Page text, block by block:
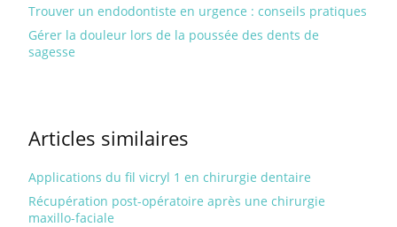
Trouver un endodontiste en urgence : conseils pratiques
Gérer la douleur lors de la poussée des dents de
sagesse
Articles similaires
Applications du fil vicryl 1 en chirurgie dentaire
Récupération post-opératoire après une chirurgie
maxillo-faciale